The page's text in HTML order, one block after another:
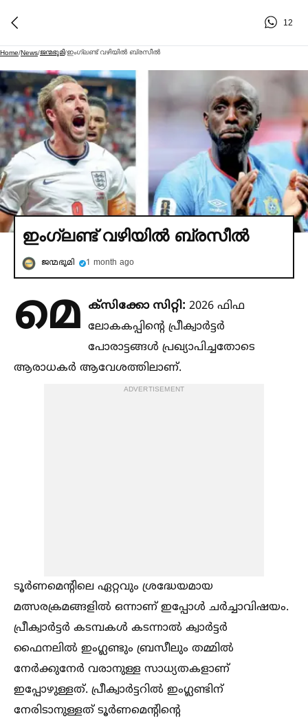
12
Home/News/ജന്മഭൂമി/ഇംഗ്ലണ്ട് വഴിയില്‍ ബ്രസീല്‍
ഇംഗ്ലണ്ട് വഴിയില്‍ ബ്രസീല്‍
ജന്മഭൂമി 1 month ago
മെ ക്‌സിക്കോ സിറ്റി: 2026 ഫിഫ
ലോകകപ്പിന്റെ പ്രീക്വാര്‍ട്ടര്‍
പോരാട്ടങ്ങള്‍ പ്രഖ്യാപിച്ചതോടെ
ആരാധകര്‍ ആവേശത്തിലാണ്.
ADVERTISEMENT
ടൂര്‍ണമെന്റിലെ ഏറ്റവും ശ്രദ്ധേയമായ
മത്സരക്രമങ്ങളില്‍ ഒന്നാണ് ഇപ്പോള്‍ ചര്‍ച്ചാവിഷയം.
പ്രീക്വാര്‍ട്ടര്‍ കടമ്പകള്‍ കടന്നാല്‍ ക്വാര്‍ട്ടര്‍
ഫൈനലില്‍ ഇംഗ്ലണ്ടും ബ്രസീലും തമ്മില്‍
നേര്‍ക്കുനേര്‍ വരാനുള്ള സാധ്യതകളാണ്
ഇപ്പോഴുള്ളത്. പ്രീക്വാര്‍ട്ടറില്‍ ഇംഗ്ലണ്ടിന്
നേരിടാനുള്ളത് ടൂര്‍ണമെന്റിന്റെ